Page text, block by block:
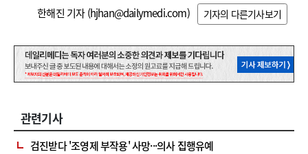
한해진 기자 (hjhan@dailymedi.com) 기자의 다른기사보기
관련기사
검진받다 '조영제 부작용' 사망···의사 집행유예